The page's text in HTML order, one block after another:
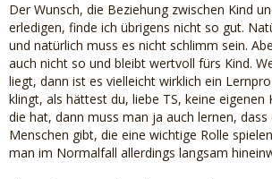
Der Wunsch, die Beziehung zwischen Kind
erledigen, finde ich übrigens nicht so gut.
und natürlich muss es nicht schlimm sein.
auch nicht so und bleibt wertvoll fürs Kind.
liegt, dann ist es vielleicht wirklich ein
klingt, als hättest du, liebe TS, keine eigenen
die hat, dann muss man ja auch lernen, dass
Menschen gibt, die eine wichtige Rolle
man im Normalfall allerdings langsam